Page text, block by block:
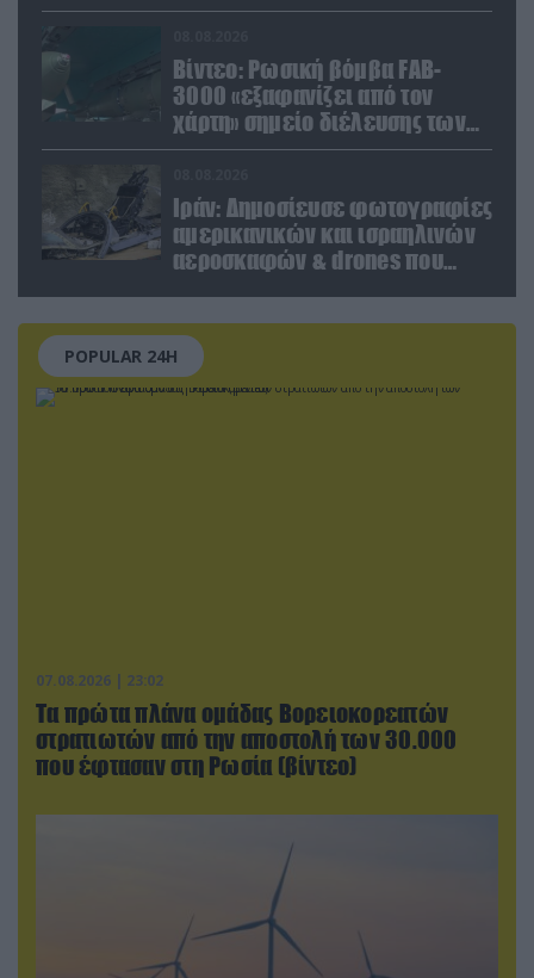
σύντροφό της (βίντεο)
Βίντεο: Ρωσική βόμβα FAB-
3000 «εξαφανίζει από τον
χάρτη» σημείο διέλευσης των
ουκρανικών δυνάμεων στην
Ιράν: Δημοσίευσε φωτογραφίες
αμερικανικών και ισραηλινών
αεροσκαφών & drones που
POPULAR 24H
07.08.2026 | 23:02
Τα πρώτα πλάνα ομάδας Βορειοκορεατών
στρατιωτών από την αποστολή των 30.000
που έφτασαν στη Ρωσία (βίντεο)